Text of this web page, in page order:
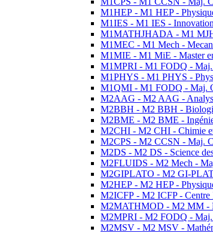
M1HEP - M1 HEP -
M1IES - M1 IES -
M1MATHJHADA - M1 MJH
M1MEC - M1 Mech -
M1MIE - M1 MiE - Master
M1MPRI - M1 FODQ - Maj.
M1PHYS - M1 PHYS -
M1QMI - M1 FODQ - Maj.
M2AAG - M2 AAG -
M2BBH - M2 BBH -
M2BME - M2 BME -
M2CHI - M2 CHI - Chimie
M2CPS - M2 CCSN - Maj.
M2DS - M2 DS - Science
M2FLUIDS - M2 Mech -
M2GIPLATO - M2 GI-
M2HEP - M2 HEP -
M2ICFP - M2 ICFP - Centre
M2MATHMOD - M2 MM -
M2MPRI - M2 FODQ - Maj.
M2MSV - M2 MSV -